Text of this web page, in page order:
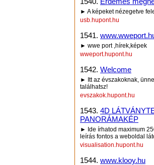
► A képeket nézegetve
usb.hupont.hu
1541.
► wwe port ,hírek,képek
wweport.hupont.hu
1542. Welcome
► Itt az évszakoknak,
találhatsz!
evszakok.hupont.hu
1543. 4D
PANORÁMAKÉP
► Ide írhatod maximum
leírás fontos a weboldal
visualisation.hupont.hu
1544. www.klooy.hu